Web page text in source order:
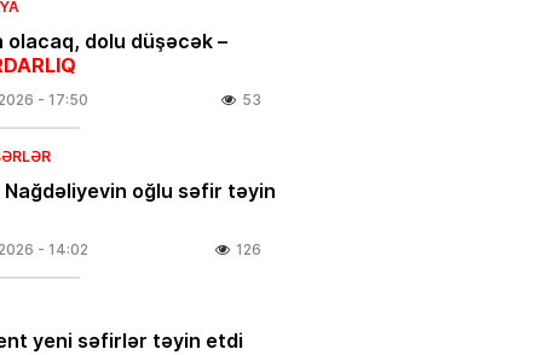
olacaq, dolu düşəcək –
- 17:50 53
Nağdəliyevin oğlu səfir təyin
- 14:02 126
yeni səfirlər təyin etdi